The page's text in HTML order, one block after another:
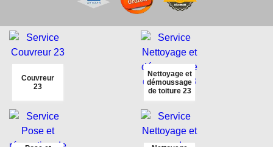
Couvreur
23
Nettoyage et
démoussage
de toiture 23